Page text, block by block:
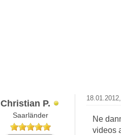
Christian P.
Saarländer
Ne
videos